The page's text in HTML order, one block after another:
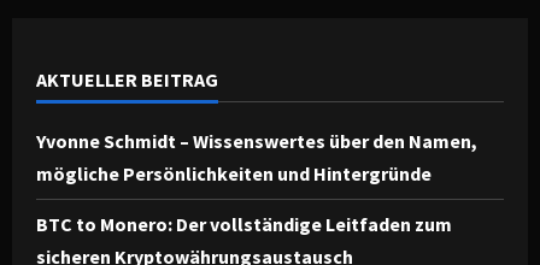
AKTUELLER BEITRAG
Yvonne Schmidt – Wissenswertes über den Namen,
mögliche Persönlichkeiten und Hintergründe
BTC to Monero: Der vollständige Leitfaden zum
sicheren Kryptowährungsaustausch